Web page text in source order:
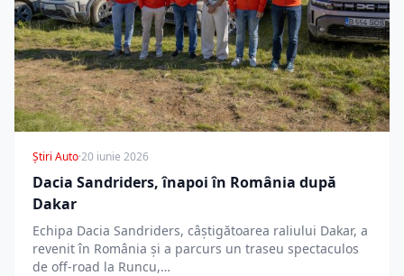
Știri Auto·20 iunie 2026
Dacia Sandriders, înapoi în România după
Dakar
Echipa Dacia Sandriders, câștigătoarea raliului Dakar, a
revenit în România și a parcurs un traseu spectaculos
de off-road la Runcu,…